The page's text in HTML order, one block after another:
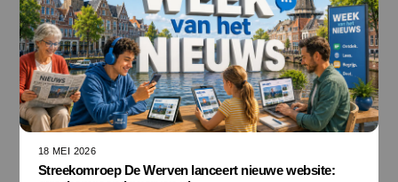
18 MEI 2026
Streekomroep De Werven lanceert nieuwe website: